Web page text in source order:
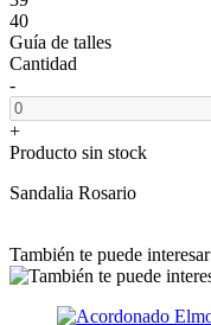
40
Guía de talles
Cantidad
-
+
Producto sin stock
Sandalia Rosario
También te puede interesar